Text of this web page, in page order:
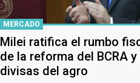
MERCADO
Milei ratifica el rumbo
de la reforma del BCRA
divisas del agro